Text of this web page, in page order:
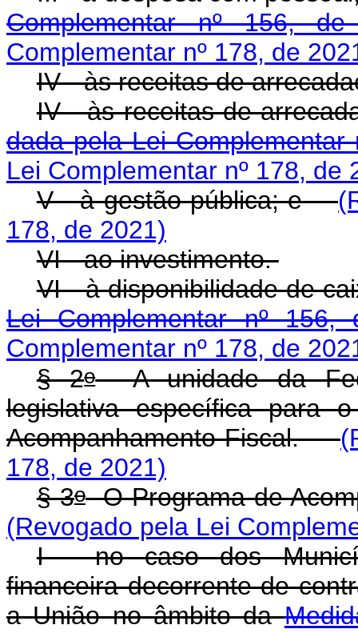
Complementar nº 156, de
Complementar nº 178, de
IV - às receitas de
IV - às receitas de
dada pela Lei Complementar
Lei Complementar nº 178, de
V - à gestão pública; e
178, de 2021)
VI - ao investimento.
VI - à
Lei Complementar nº 156,
Complementar nº 178, de
§ 2oA unidade da
legislativa específica para
Acompanhamento Fiscal.
178, de 2021)
§ 3oO Programa de
(Revogado pela Lei
I - no caso dos
financeira decorrente de
a União no âmbito da